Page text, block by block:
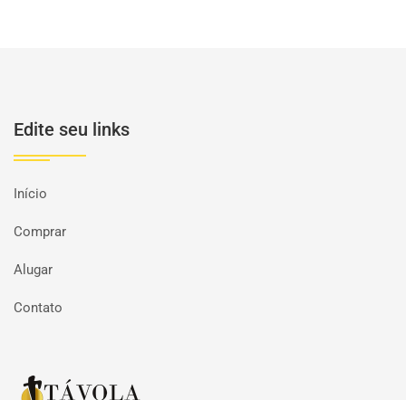
Edite seu links
Início
Comprar
Alugar
Contato
Página inicial